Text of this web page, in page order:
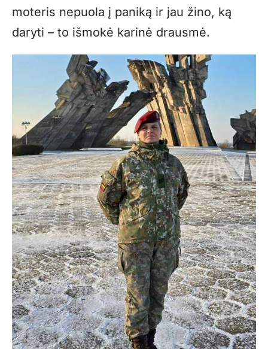
moteris nepuola į paniką ir jau žino, ką
daryti – to išmokė karinė drausmė.